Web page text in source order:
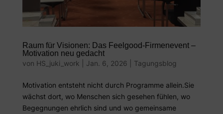
Raum für Visionen: Das Feelgood-Firmenevent –
Motivation neu gedacht
von HS_juki_work Jan. 6, 2026 Tagungsblog
Motivation entsteht nicht durch Programme allein.Sie
wächst dort, wo Menschen sich gesehen fühlen, wo
Begegnungen ehrlich sind und wo gemeinsame